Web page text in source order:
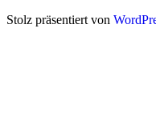
Stolz präsentiert von